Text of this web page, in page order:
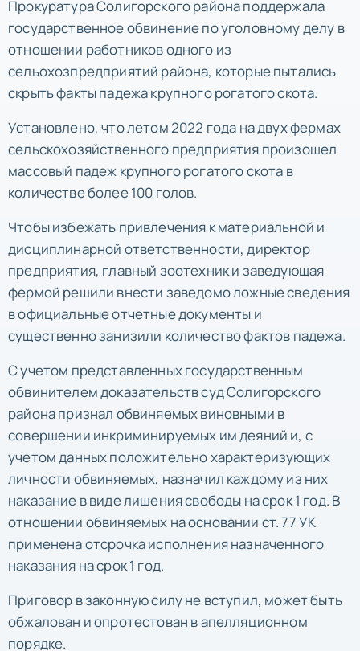
Прокуратура Солигорского района поддержала
государственное обвинение по уголовному делу в
отношении работников одного из
сельохозпредприятий района, которые пытались
скрыть факты падежа крупного рогатого скота.
Установлено, что летом 2022 года на двух фермах
сельскохозяйственного предприятия произошел
массовый падеж крупного рогатого скота в
количестве более 100 голов.
Чтобы избежать привлечения к материальной и
дисциплинарной ответственности, директор
предприятия, главный зоотехник и заведующая
фермой решили внести заведомо ложные сведения
в официальные отчетные документы и
существенно занизили количество фактов падежа.
С учетом представленных государственным
обвинителем доказательств суд Солигорского
района признал обвиняемых виновными в
совершении инкриминируемых им деяний и, с
учетом данных положительно характеризующих
личности обвиняемых, назначил каждому из них
наказание в виде лишения свободы на срок 1 год. В
отношении обвиняемых на основании ст. 77 УК
применена отсрочка исполнения назначенного
наказания на срок 1 год.
Приговор в законную силу не вступил, может быть
обжалован и опротестован в апелляционном
порядке.